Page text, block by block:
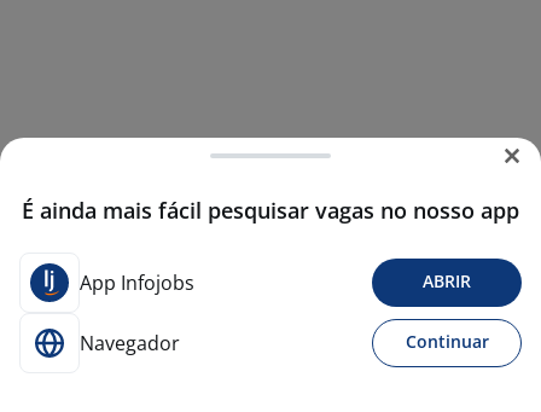
É ainda mais fácil pesquisar vagas no nosso app
App Infojobs ABRIR
Navegador Continuar